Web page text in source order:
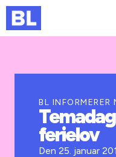
Kurser og
Jobportalen
BL INFORMERER
ferielov
Den 25. januar